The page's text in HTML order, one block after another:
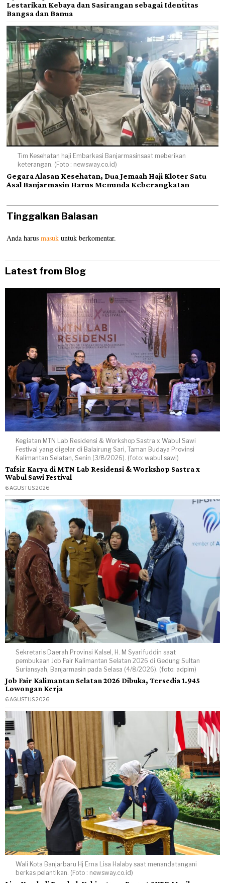
Lestarikan Kebaya dan Sasirangan sebagai Identitas
Bangsa dan Banua
Tim Kesehatan haji Embarkasi Banjarmasinsaat meberikan
keterangan. (Foto : newsway.co.id)
Gegara Alasan Kesehatan, Dua Jemaah Haji Kloter Satu
Asal Banjarmasin Harus Menunda Keberangkatan
Tinggalkan Balasan
Anda harusmasuk untuk berkomentar.
Latest from Blog
Kegiatan MTN Lab Residensi & Workshop Sastra x Wabul Sawi
Festival yang digelar di Balairung Sari, Taman Budaya Provinsi
Kalimantan Selatan, Senin (3/8/2026). (foto: wabul sawi)
Tafsir Karya di MTN Lab Residensi & Workshop Sastra x
Wabul Sawi Festival
6 AGUSTUS 2026
Sekretaris Daerah Provinsi Kalsel, H. M Syarifuddin saat
pembukaan Job Fair Kalimantan Selatan 2026 di Gedung Sultan
Suriansyah, Banjarmasin pada Selasa (4/8/2026). (foto: adpim)
Job Fair Kalimantan Selatan 2026 Dibuka, Tersedia 1.945
Lowongan Kerja
6 AGUSTUS 2026
Wali Kota Banjarbaru Hj Erna Lisa Halaby saat menandatangani
berkas pelantikan. (Foto : newsway.co.id)